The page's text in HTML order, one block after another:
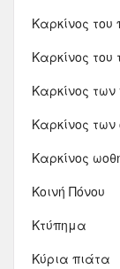
Καρκίνος του
Καρκίνος
Καρκίνος
Καρκίνος
Καρκίνος
Κοινή Πόνου
Κτύπημα
Κύρια πιάτα